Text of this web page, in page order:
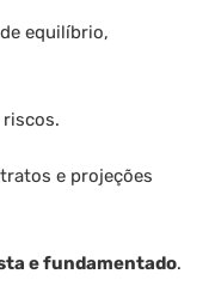
equilíbrio,
riscos.
e projeções
e fundamentado.